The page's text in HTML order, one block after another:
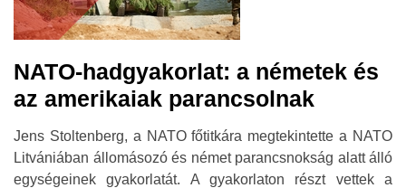
NATO-hadgyakorlat: a németek és
az amerikaiak parancsolnak
Jens Stoltenberg, a NATO főtitkára megtekintette a NATO
Litvániában állomásozó és német parancsnokság alatt álló
egységeinek gyakorlatát. A gyakorlaton részt vettek a